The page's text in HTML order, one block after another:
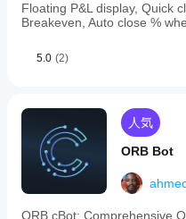
Floating P&L display, Quick
Breakeven, Auto close %
5.0 (2)
人気
ORB Bot
ORB cBot: Comprehensive